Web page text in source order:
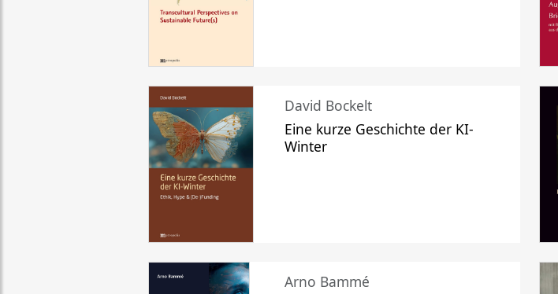
David Bockelt
Eine kurze Geschichte der KI-
Winter
Arno Bammé